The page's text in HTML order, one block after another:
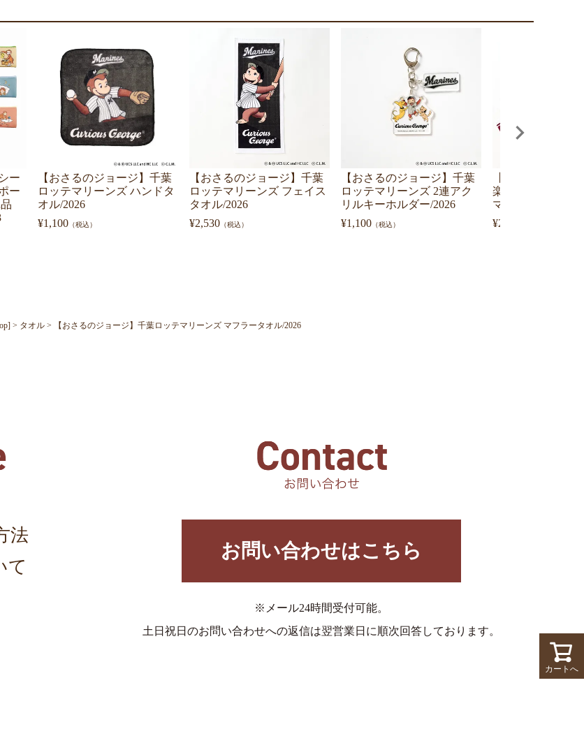
ー
ー
【おさるのジョージ】千葉
ロッテマリーンズ ハンドタ
オル/2026
¥1,100 （税込）
【おさるのジョージ】千葉
ロッテマリーンズ フェイス
タオル/2026
¥2,530 （税込）
【おさるのジョージ】千葉
ロッテマリーンズ 2連アク
リルキーホルダー/2026
¥1,100 （税込）
楽天ゴールデン
マフラータオル/
¥2,530
カートへ
タオル 【おさるのジョージ】千葉ロッテマリーンズ マフラータオル/2026
法
て
お問い合わせはこちら
※メール24時間受付可能。
土日祝日のお問い合わせへの返信は翌営業日に順次回答しております。